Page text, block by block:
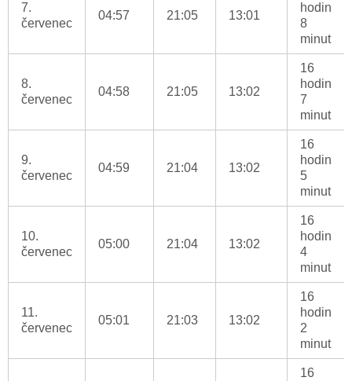
7.
červenec
04:57 21:05 13:01
hodin
8
minut
8.
červenec
04:58 21:05 13:02
16
hodin
7
minut
9.
červenec
04:59 21:04 13:02
16
hodin
5
minut
10.
červenec
05:00 21:04 13:02
16
hodin
4
minut
11.
červenec
05:01 21:03 13:02
16
hodin
2
minut
16